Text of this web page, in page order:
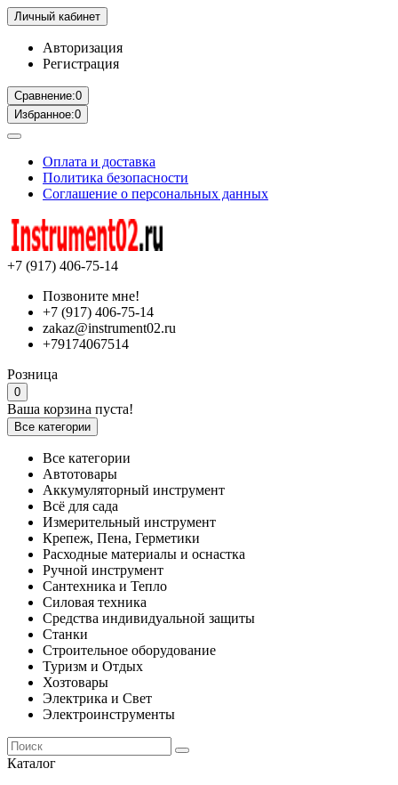
Личный кабинет
Авторизация
Регистрация
Сравнение:0
Избранное:0
Оплата и доставка
Политика безопасности
Соглашение о персональных данных
+7 (917) 406-75-14
Позвоните мне!
+7 (917) 406-75-14
zakaz@instrument02.ru
+79174067514
Розница
0
Ваша корзина пуста!
Все категории
Все категории
Автотовары
Аккумуляторный инструмент
Всё для сада
Измерительный инструмент
Крепеж, Пена, Герметики
Расходные материалы и оснастка
Ручной инструмент
Сантехника и Тепло
Силовая техника
Средства индивидуальной защиты
Станки
Строительное оборудование
Туризм и Отдых
Хозтовары
Электрика и Свет
Электроинструменты
Каталог